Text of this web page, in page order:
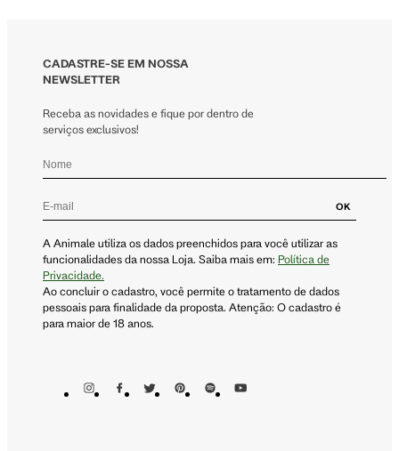
CADASTRE-SE EM NOSSA
NEWSLETTER
Receba as novidades e fique por dentro de
serviços exclusivos!
OK
A Animale utiliza os dados preenchidos para você utilizar as
funcionalidades da nossa Loja. Saiba mais em: Política de
Privacidade.
Ao concluir o cadastro, você permite o tratamento de dados
pessoais para finalidade da proposta. Atenção: O cadastro é
para maior de 18 anos.